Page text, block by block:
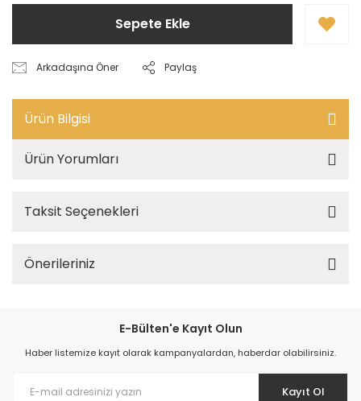
Sepete Ekle
Arkadaşına Öner Paylaş
Ürün Bilgisi
Ürün Yorumları
Taksit Seçenekleri
Önerileriniz
E-Bülten'e Kayıt Olun
Haber listemize kayıt olarak kampanyalardan, haberdar olabilirsiniz.
Kayıt Ol